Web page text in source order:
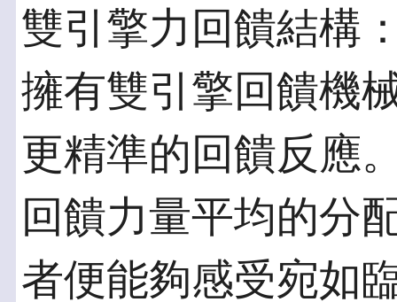
雙引擎力回饋結構
擁有雙引擎回饋機
更精準的回饋反應
回饋力量平均的分
者便能夠感受宛如